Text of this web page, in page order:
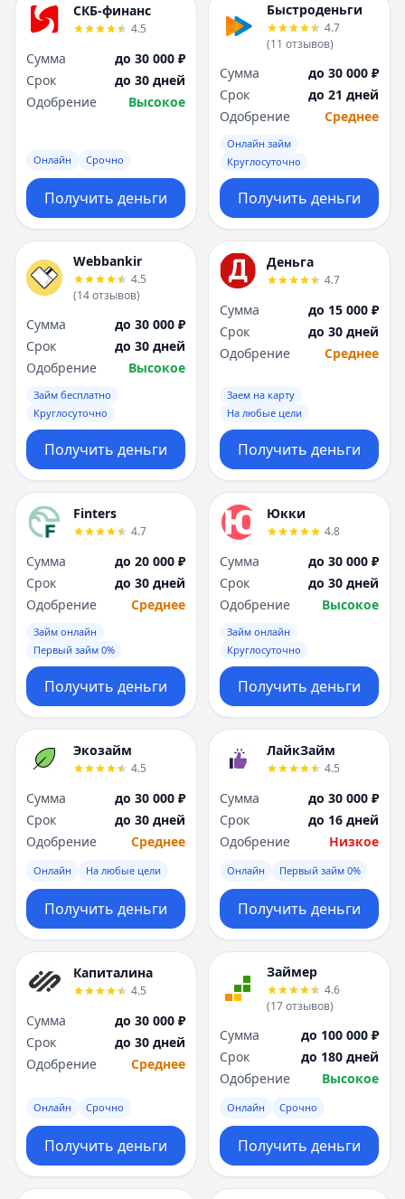
СКБ-финанс
4.5
Сумма
до 30 000 ₽
Срок
до 30 дней
Одобрение
Высокое
Онлайн Срочно
Получить деньги
Быстроденьги
4.7
(11 отзывов)
Сумма
до 30 000 ₽
Срок
до 21 дней
Одобрение
Среднее
Онлайн займ
Круглосуточно
Получить деньги
Webbankir
4.5
(14отзывов)
Сумма
до 30 000 ₽
Срок
до 30 дней
Одобрение
Высокое
Займ бесплатно
Круглосуточно
Получить деньги
Деньга
4.7
Сумма
до 15 000 ₽
Срок
до 30 дней
Одобрение
Среднее
Заем на карту
На любые цели
Получить деньги
Finters
4.7
Сумма
до 20 000 ₽
Срок
до 30 дней
Одобрение
Среднее
Займ онлайн
Первый займ 0%
Получить деньги
Юкки
4.8
Сумма
до 30 000 ₽
Срок
до 30 дней
Одобрение
Высокое
Займ онлайн
Круглосуточно
Получить деньги
Экозайм
4.5
Сумма
до 30 000 ₽
Срок
до 30 дней
Одобрение
Среднее
Онлайн На любые цели
Получить деньги
ЛайкЗайм
4.5
Сумма
до 30 000 ₽
Срок
до 16 дней
Одобрение
Низкое
Онлайн Первый займ 0%
Получить деньги
Капиталина
4.5
Сумма
до 30 000 ₽
Срок
до 30 дней
Одобрение
Среднее
Онлайн Срочно
Получить деньги
Займер
4.6
(17отзывов)
Сумма
до 100 000 ₽
Срок
до 180 дней
Одобрение
Высокое
Онлайн Срочно
Получить деньги